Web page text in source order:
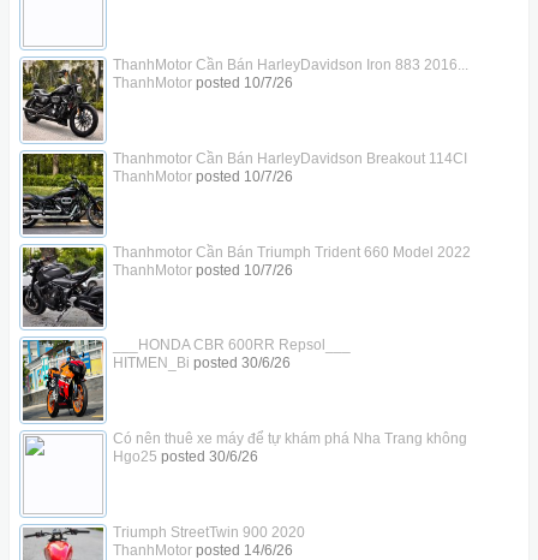
ThanhMotor Cần Bán HarleyDavidson Iron 883 2016...
ThanhMotorposted 10/7/26
Thanhmotor Cần Bán HarleyDavidson Breakout 114CI
ThanhMotorposted 10/7/26
Thanhmotor Cần Bán Triumph Trident 660 Model 2022
ThanhMotorposted 10/7/26
___HONDA CBR 600RR Repsol___
HITMEN_Bi posted 30/6/26
Có nên thuê xe máy để tự khám phá Nha Trang không
Hgo25 posted 30/6/26
Triumph StreetTwin 900 2020
ThanhMotorposted 14/6/26